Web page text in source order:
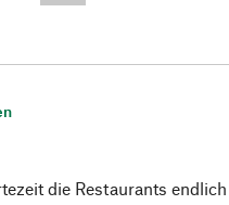
die Restaurants